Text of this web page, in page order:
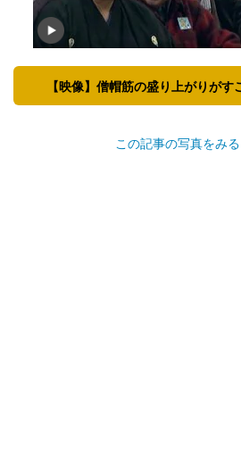
【映像】僧帽筋の盛り上がりがす
この記事の写真をみる